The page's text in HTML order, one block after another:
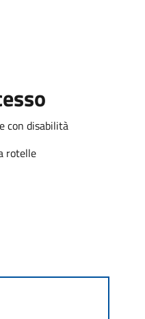
con disabilità
rotelle